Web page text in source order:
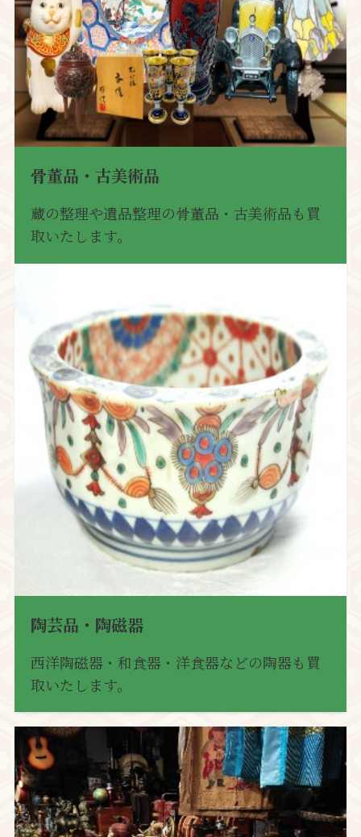
骨董品・古美術品
蔵の整理や遺品整理の骨董品・古美術品も買
取いたします。
陶芸品・陶磁器
西洋陶磁器・和食器・洋食器などの陶器も買
取いたします。